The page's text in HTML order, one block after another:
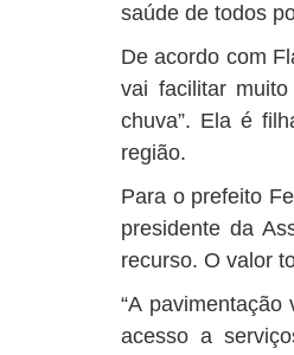
saúde de todos
De acordo com
vai facilitar
chuva”. Ela é
região.
Para o prefeito
presidente da
recurso. O valor
“A
acesso a